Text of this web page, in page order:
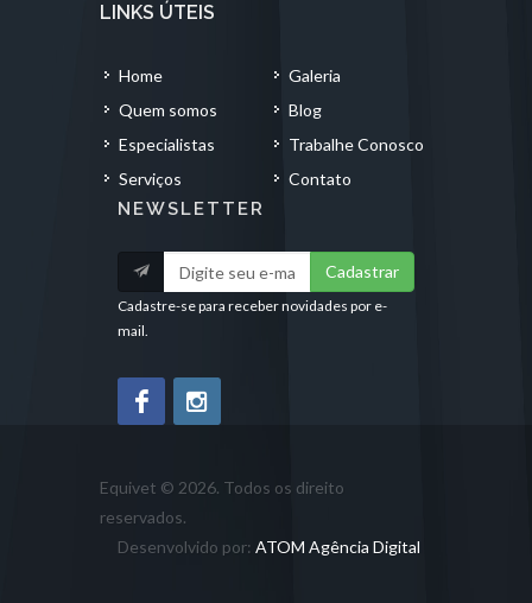
LINKS ÚTEIS
Home
Quem somos
Especialistas
Serviços
Galeria
Blog
Trabalhe Conosco
Contato
NEWSLETTER
Cadastrar
Cadastre-se para receber novidades por e-
mail.
Equivet © 2026. Todos os direito
reservados.
Desenvolvido por: ATOM Agência Digital